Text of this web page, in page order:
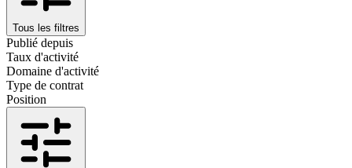
Tous les filtres
Publié depuis
Taux d'activité
Domaine d'activité
Type de contrat
Position